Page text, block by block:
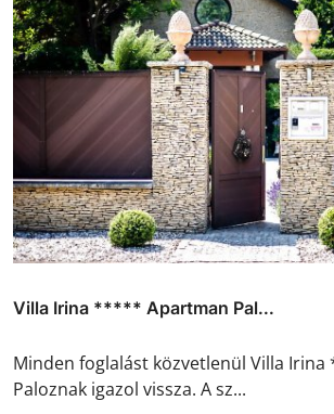
Villa Irina ***** Apartman Pal...
Minden foglalást közvetlenül Villa
Paloznak igazol vissza. A sz...